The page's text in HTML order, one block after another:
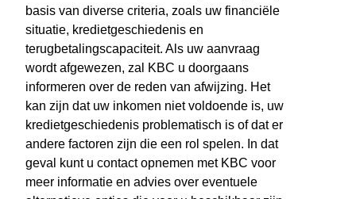
basis van diverse criteria, zoals uw financiële
situatie, kredietgeschiedenis en
terugbetalingscapaciteit. Als uw aanvraag
wordt afgewezen, zal KBC u doorgaans
informeren over de reden van afwijzing. Het
kan zijn dat uw inkomen niet voldoende is, uw
kredietgeschiedenis problematisch is of dat er
andere factoren zijn die een rol spelen. In dat
geval kunt u contact opnemen met KBC voor
meer informatie en advies over eventuele